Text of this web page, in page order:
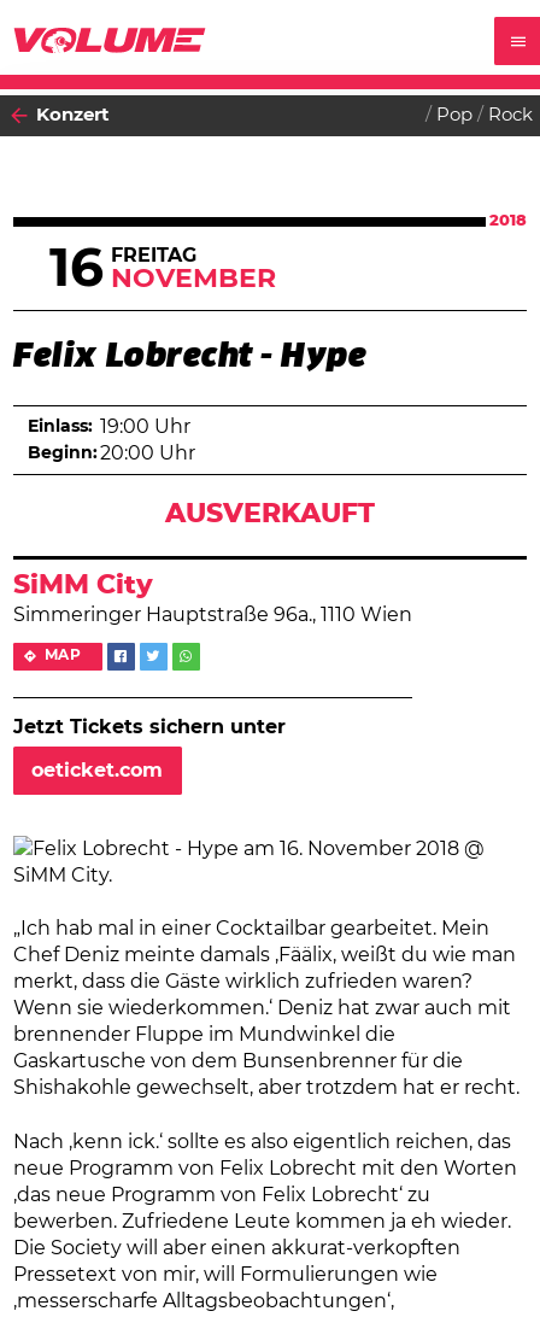
Konzert Pop Rock
2018
16 FREITAG
NOVEMBER
Felix Lobrecht - Hype
SiMM City
Simmeringer Hauptstraße 96a., 1110 Wien
MAP
Jetzt Tickets sichern unter
oeticket.com
Einlass: 19:00 Uhr
Beginn:20:00 Uhr
AUSVERKAUFT
„Ich hab mal in einer Cocktailbar gearbeitet. Mein
Chef Deniz meinte damals ‚Fäälix, weißt du wie man
merkt, dass die Gäste wirklich zufrieden waren?
Wenn sie wiederkommen.‘ Deniz hat zwar auch mit
brennender Fluppe im Mundwinkel die
Gaskartusche von dem Bunsenbrenner für die
Shishakohle gewechselt, aber trotzdem hat er recht.
Nach ‚kenn ick.‘ sollte es also eigentlich reichen, das
neue Programm von Felix Lobrecht mit den Worten
‚das neue Programm von Felix Lobrecht‘ zu
bewerben. Zufriedene Leute kommen ja eh wieder.
Die Society will aber einen akkurat-verkopften
Pressetext von mir, will Formulierungen wie
‚messerscharfe Alltagsbeobachtungen‘,